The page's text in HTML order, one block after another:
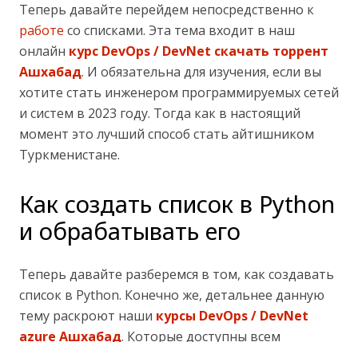
Теперь давайте перейдем непосредственно к
работе со списками. Эта тема входит в наш
онлайн курс DevOps / DevNet скачать торрент
Ашхабад. И обязательна для изучения, если вы
хотите стать инженером программируемых сетей
и систем в 2023 году. Тогда как в настоящий
момент это лучший способ стать айтишником
Туркменистане.
Как создать список в Python
и обрабатывать его
Теперь давайте разберемся в том, как создавать
список в Python. Конечно же, детальнее данную
тему раскроют наши курсы DevOps / DevNet
azure Ашхабад. Которые доступны всем